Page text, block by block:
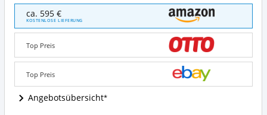
Reolink
Überwachungskamera
8MP
PoE
IP
Kamera
Überwachung
ca. 595 €
KOSTENLOSE LIEFERUNG
Top Preis
Top Preis
Angebotsübersicht